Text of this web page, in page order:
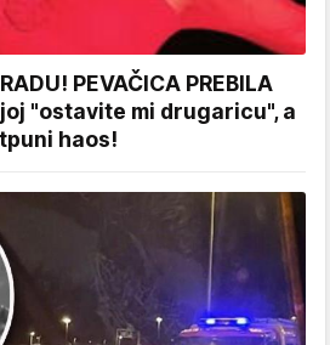
PEVAČICA PREBILA
joj "ostavite mi drugaricu", a
haos!